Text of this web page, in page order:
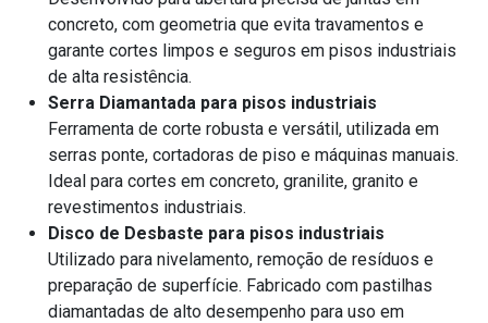
concreto, com geometria que evita travamentos e
garante cortes limpos e seguros em pisos industriais
de alta resistência.
Serra Diamantada para pisos industriais
Ferramenta de corte robusta e versátil, utilizada em
serras ponte, cortadoras de piso e máquinas manuais.
Ideal para cortes em concreto, granilite, granito e
revestimentos industriais.
Disco de Desbaste para pisos industriais
Utilizado para nivelamento, remoção de resíduos e
preparação de superfície. Fabricado com pastilhas
diamantadas de alto desempenho para uso em